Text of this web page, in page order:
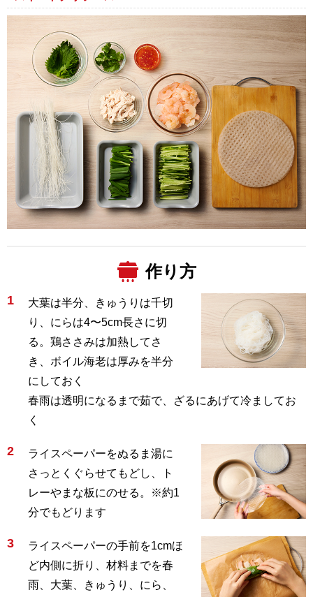
作り方
1
大葉は半分、きゅうりは千切
り、にらは4〜5cm長さに切
る。鶏ささみは加熱してさ
き、ボイル海老は厚みを半分
にしておく
春雨は透明になるまで茹で、ざるにあげて冷ましてお
く
2
ライスペーパーをぬるま湯に
さっとくぐらせてもどし、ト
レーやまな板にのせる。※約1
分でもどります
3
ライスペーパーの手前を1cmほ
ど内側に折り、材料までを春
雨、大葉、きゅうり、にら、